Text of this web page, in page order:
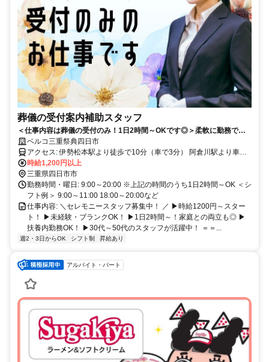
葬儀の受付案内補助スタッフ
＜仕事内容は葬儀の受付のみ！1日2時間～OKです◎＞柔軟に勤務でき
る方歓迎します！
ベルコ三重祭典四日市
アクセス: 伊勢松本駅より徒歩で10分（車で3分） 阿倉川駅より車で
12分 西日野駅より車で12分 四日市駅より車で14分
時給1,200円以上
三重県四日市市
勤務時間・曜日: 9:00～20:00 ※上記の時間のうち1日2時間～OK ＜シ
フト例＞ 9:00～11:00 18:00～20:00など
仕事内容: ＼セレモニースタッフ募集中！ ／ ▶時給1200円～スター
ト！ ▶未経験・ブランクOK！ ▶1日2時間～！家庭との両立も◎ ▶
扶養内勤務OK！ ▶30代～50代のスタッフが活躍中！ ＝＝...
週2・3日からOK シフト制 昇給あり
アルバイト・パート